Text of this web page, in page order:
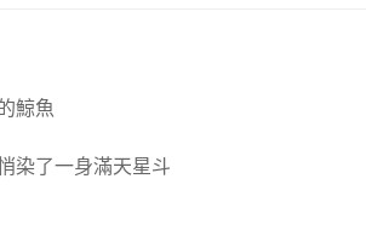
鯨魚
染了一身滿天星斗